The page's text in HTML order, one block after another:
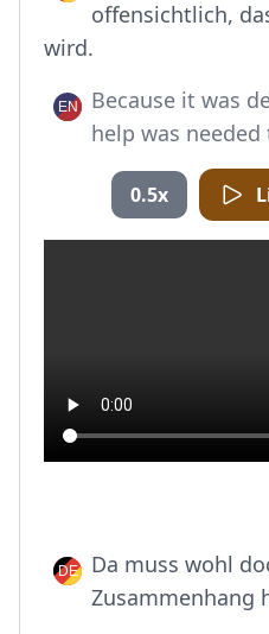
offensichtlich,
wird.
Because it was
help was needed
0.5x
Da muss wohl
Zusammenhang